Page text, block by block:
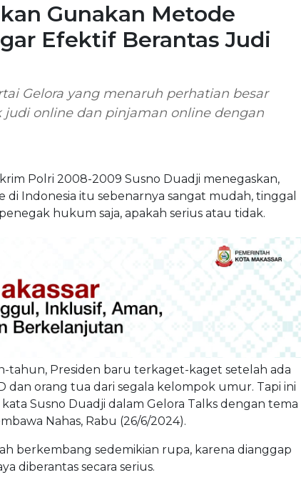
Gunakan Metode
Efektif Berantas Judi
Gelora yang menaruh perhatian besar
online dan pinjaman online dengan
Polri 2008-2009 Susno Duadji menegaskan,
Indonesia itu sebenarnya sangat mudah, tinggal
hukum saja, apakah serius atau tidak.
Presiden baru terkaget-kaget setelah ada
dan orang tua dari segala kelompok umur. Tapi ini
Susno Duadji dalam Gelora Talks dengan tema
Nahas, Rabu (26/6/2024).
berkembang sedemikian rupa, karena dianggap
diberantas secara serius.